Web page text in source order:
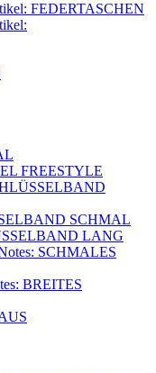
FEDERTASCHEN
FREESTYLE
SCHMAL
LANG
SCHMALES
BREITES